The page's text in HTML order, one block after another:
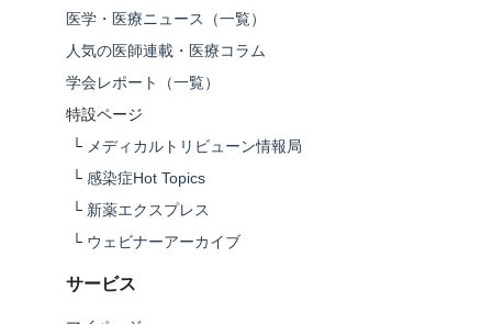
医学・医療ニュース（一覧）
人気の医師連載・医療コラム
学会レポート（一覧）
特設ページ
└ メディカルトリビューン情報局
└ 感染症Hot Topics
└ 新薬エクスプレス
└ ウェビナーアーカイブ
サービス